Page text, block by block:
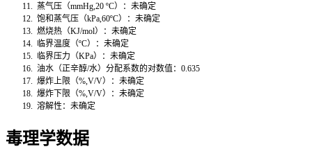
11.
蒸气压（mmHg,20 ºC）：未确定
12.
饱和蒸气压（kPa,60ºC）：未确定
13.
燃烧热（KJ/mol）：未确定
14.
临界温度（ºC）：未确定
15.
临界压力（KPa）：未确定
16.
油水（正辛醇/水）分配系数的对数值： 0.635
17.
爆炸上限（%,V/V）：未确定
18.
爆炸下限（%,V/V）：未确定
19.
溶解性：未确定
毒理学数据